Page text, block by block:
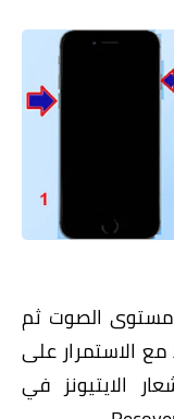
مستوى الصوت ثم
الاستمرار على
الايتيونز في